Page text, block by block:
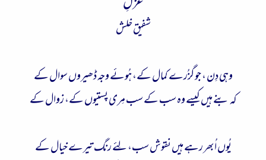
شفیق خلش
وہی دِن ، جو گزُرے کمال کے، ہُوئے وجہ ڈھیروں سوال کے
کہ بنے ہیں کیسے وہ سب کے سب مِری پستیوں کے، زوال کے
یُوں اُبھر رہے ہیں نقوش سب، لِئے رنگ تیرے خیال کے